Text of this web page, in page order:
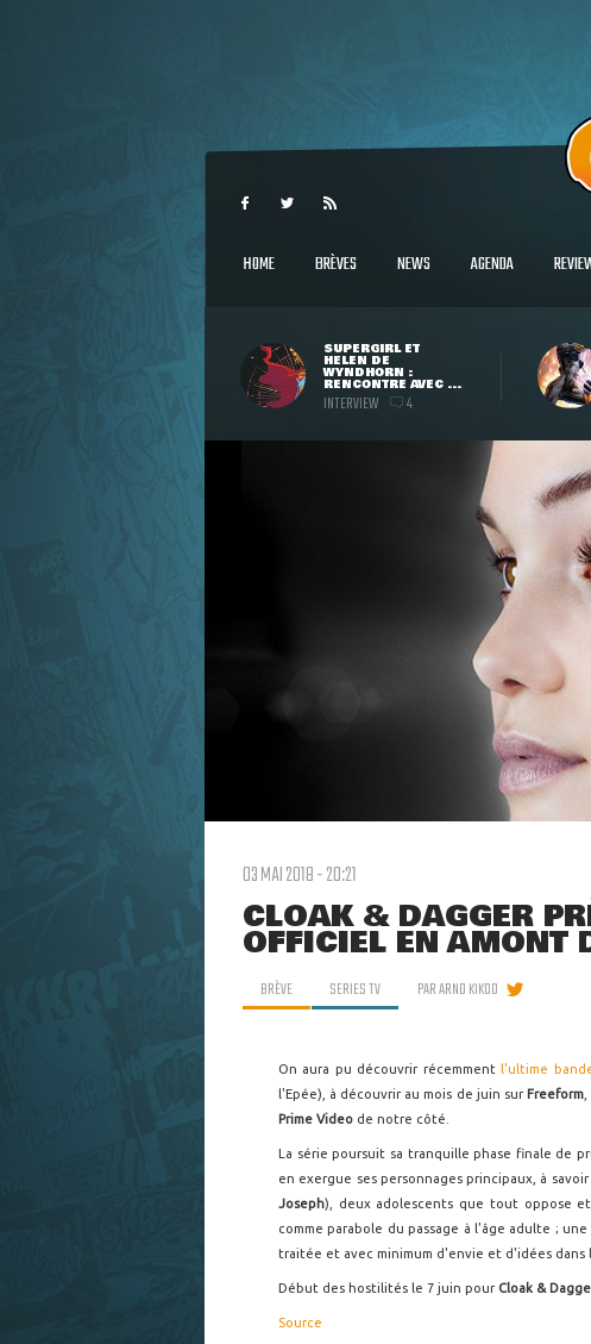
HOME BRÈVES NEWS AGENDA
SUPERGIRL ET
HELEN DE
WYNDHORN :
RENCONTRE AVEC ...
INTERVIEW 4
03 MAI 2018 - 20:21
CLOAK & DAGGER
OFFICIEL EN AMONT
BRÈVE SERIES TV PARARNO KIKOO
On aura pu découvrir récemment l'ultime
l'Epée), à découvrir au mois de juin sur Freeform,
Prime Video de notre côté.
La série poursuit sa tranquille phase finale de
en exergue ses personnages principaux, à savoir
Joseph), deux adolescents que tout oppose
comme parabole du passage à l'âge adulte ;
traitée et avec minimum d'envie et d'idées dans
Début des hostilités le 7 juin pour Cloak &
Source